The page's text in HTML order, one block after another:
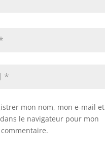
mon nom, mon e-mail et
le navigateur pour mon